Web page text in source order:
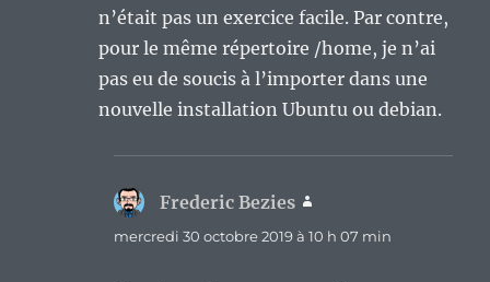
n’était pas un exercice facile. Par contre,
pour le même répertoire /home, je n’ai
pas eu de soucis à l’importer dans une
nouvelle installation Ubuntu ou debian.
Frederic Bezies
mercredi 30 octobre 2019 à 10 h 07 min